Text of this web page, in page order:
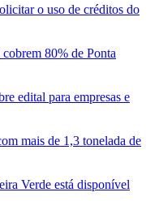
o uso de créditos do
80% de Ponta
edital para empresas e
mais de 1,3 tonelada de
Verde está disponível